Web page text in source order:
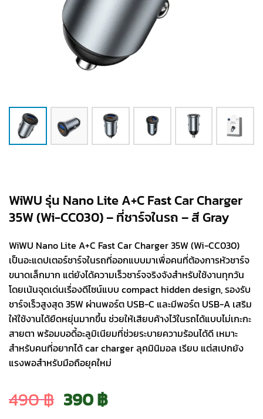
WiWU รุ่น Nano Lite A+C Fast Car Charger
35W (Wi-CC030) – ที่ชาร์จในรถ – สี Gray
WiWU Nano Lite A+C Fast Car Charger 35W (Wi-CC030)
เป็นอะแดปเตอร์ชาร์จในรถที่ออกแบบมาเพื่อคนที่ต้องการหัวชาร์จ
ขนาดเล็กมาก แต่ยังได้ความเร็วชาร์จจริงจังสำหรับใช้งานทุกวัน
โดยเน้นจุดเด่นเรื่องดีไซน์แบบ compact hidden design, รองรับ
ชาร์จเร็วสูงสุด 35W ผ่านพอร์ต USB-C และมีพอร์ต USB-A เสริม
ให้ใช้งานได้ยืดหยุ่นมากขึ้น ช่วยให้เสียบค้างไว้ในรถได้แบบไม่เกะกะ
สายตา พร้อมบอดี้อะลูมิเนียมที่ช่วยระบายความร้อนได้ดี เหมาะ
สำหรับคนที่อยากได้ car charger ลุคมินิมอล เรียบ แต่สเปกยัง
แรงพอสำหรับมือถือยุคใหม่
490฿ Original
390฿Current